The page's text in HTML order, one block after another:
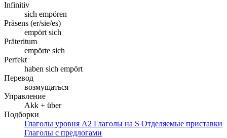
Infinitiv
sich empören
Präsens (er/sie/es)
empört sich
Präteritum
empörte sich
Perfekt
haben sich empört
Перевод
возмущаться
Управление
Akk + über
Подборки
Глаголы уровня A2 Глаголы на S Отделяемые приставки
Глаголы с предлогами